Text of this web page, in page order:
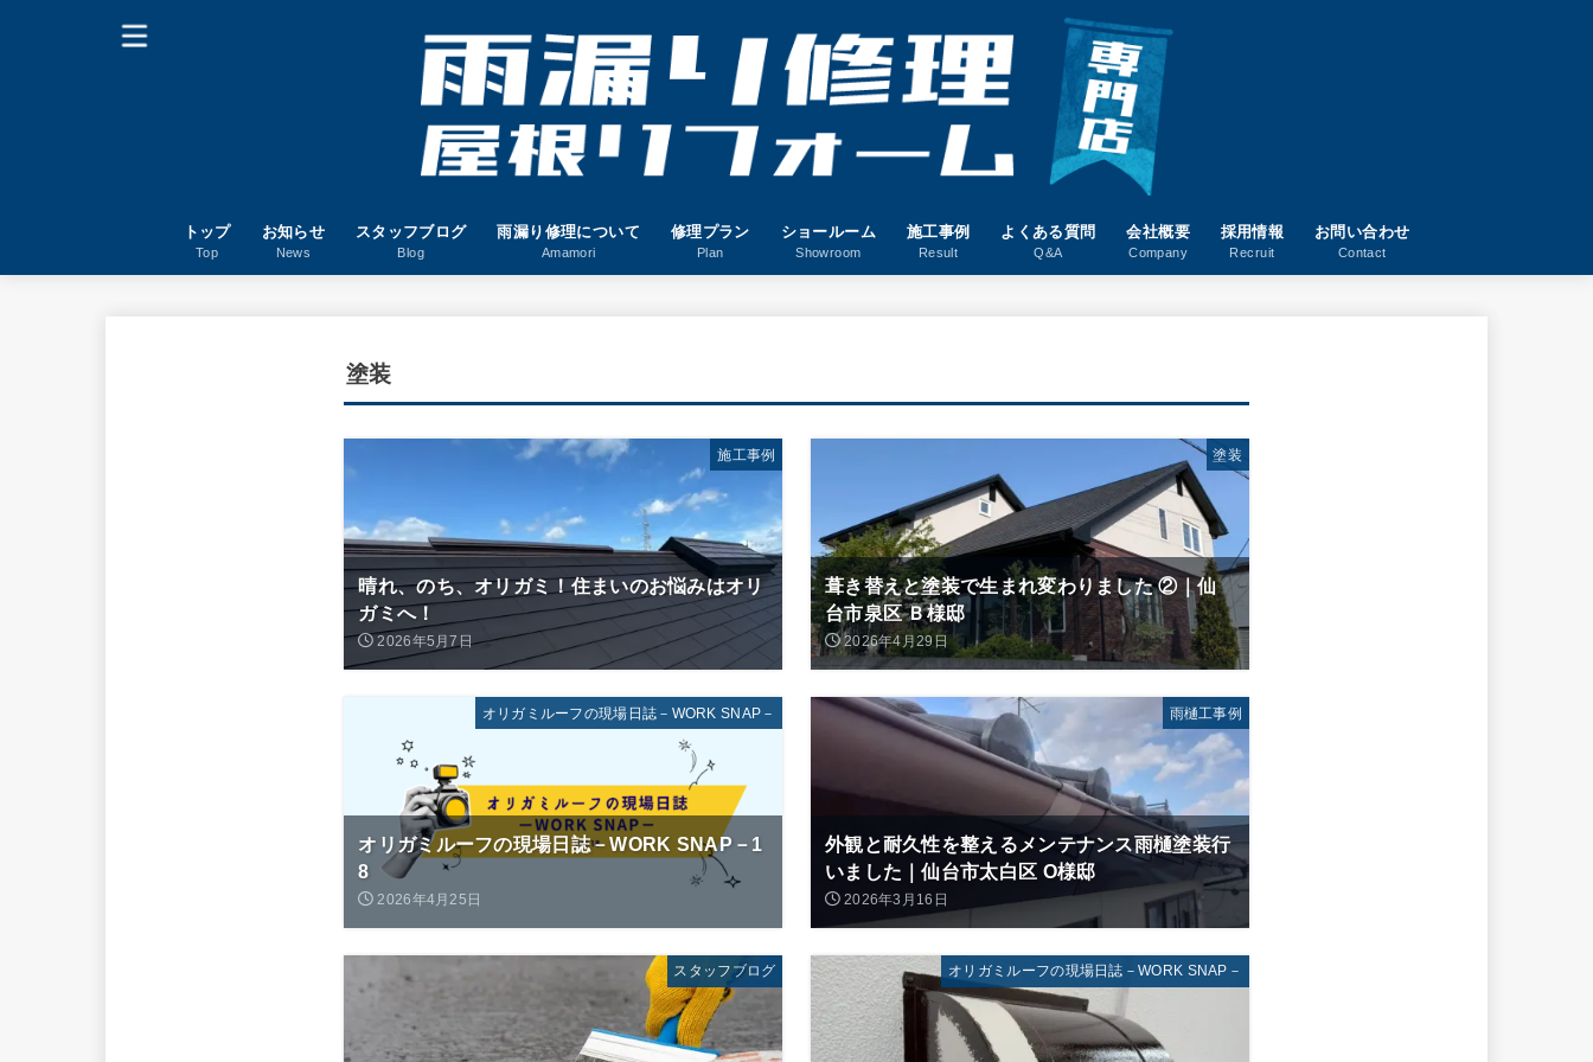
トップ
Top
お知らせ
News
スタッフブログ
Blog
雨漏り修理について
Amamori
修理プラン
Plan
ショールーム
Showroom
施工事例
Result
よくある質問
Q&A
会社概要
Company
採用情報
Recruit
お問い合わせ
Contact
塗装
施工事例
晴れ、のち、オリガミ！住まいのお悩みはオリ
ガミへ！
2026年5月7日
塗装
葺き替えと塗装で生まれ変わりました ②｜仙
台市泉区 Ｂ様邸
2026年4月29日
オリガミルーフの現場日誌－WORK SNAP－
オリガミルーフの現場日誌－WORK SNAP－1
8
2026年4月25日
雨樋工事例
外観と耐久性を整えるメンテナンス雨樋塗装行
いました｜仙台市太白区 O様邸
2026年3月16日
スタッフブログ オリガミルーフの現場日誌－WORK SNAP－